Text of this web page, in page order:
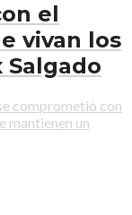
el
vivan los
Salgado
comprometió con
mantienen un